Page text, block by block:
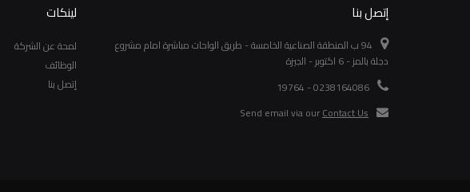
إتصل بنا
94 ب المنطقة الصناعية الخامسة - طريق الواحات مباشرة امام مشروع
دجلة بالمز - 6 اكتوبر - الجيزة
0238164086 - 19764
Send email via ourContact Us
لينكات
لمحة عن الشركة
الوظائف
إتصل بنا